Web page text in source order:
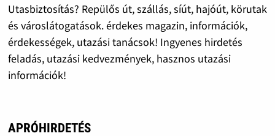
Utasbiztosítás? Repülős út, szállás, síút, hajóút, körutak
és városlátogatások. érdekes magazin, információk,
érdekességek, utazási tanácsok! Ingyenes hirdetés
feladás, utazási kedvezmények, hasznos utazási
információk!
APRÓHIRDETÉS